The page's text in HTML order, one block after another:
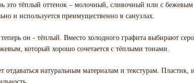
это тёплый оттенок – молочный, сливочный или с
и используется преимущественно в санузлах.
он - тёплый. Вместо холодного графита выбирают
который хорошо сочетается с тёплыми тонами.
отдаваться натуральным материалам и текстурам.